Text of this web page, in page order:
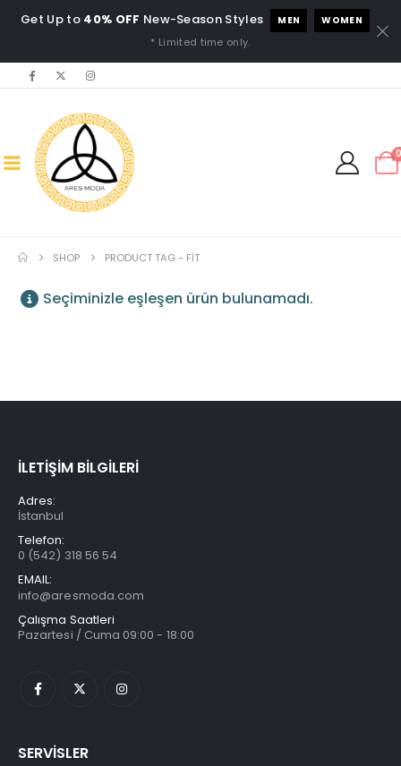
Get Up to 40% OFF New-Season Styles MEN WOMEN
* Limited time only.
SHOP PRODUCT TAG - FIT
Seçiminizle eşleşen ürün bulunamadı.
İLETİŞİM BİLGİLERİ
Adres:
İstanbul
Telefon:
0 (542) 318 56 54
EMAIL:
info@aresmoda.com
Çalışma Saatleri
Pazartesi / Cuma 09:00 - 18:00
SERVİSLER